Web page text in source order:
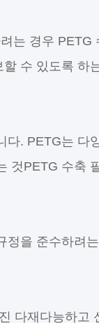
는 경우 PETG
수 있도록 하
다. PETG는 다
것PETG 수축
정을 준수하려
다재다능하고